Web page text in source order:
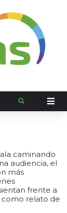
caminando
audiencia, el
más
frente a
relato de